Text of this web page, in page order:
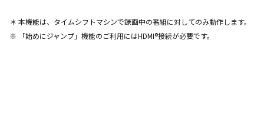
＊ 本機能は、タイムシフトマシンで録画中の番組に対してのみ動作します。
※ 「始めにジャンプ」機能のご利用にはHDMI®接続が必要です。